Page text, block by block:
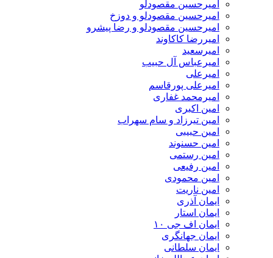
امیرحسین مقصودلو
امیرحسین مقصودلو و دوزخ
امیرحسین مقصودلو و رضا پیشرو
امیررضا کاکاوند
امیرسعید
امیرعباس آل حبیب
امیرعلی
امیرعلی پورقاسم
امیرمحمد غفاری
امین اکبری
امین تیرزاد و سام سهراب
امین حبیبی
امین حسنوند
امین رستمی
امین رفیعی
امین محمودی
امین ناریت
ایمان آذری
ایمان استار
ایمان اف جی ۱۰
ایمان جهانگری
ایمان سلطانی